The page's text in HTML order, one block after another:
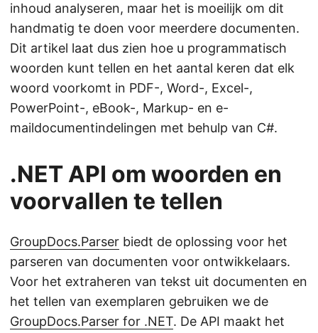
inhoud analyseren, maar het is moeilijk om dit
handmatig te doen voor meerdere documenten.
Dit artikel laat dus zien hoe u programmatisch
woorden kunt tellen en het aantal keren dat elk
woord voorkomt in PDF-, Word-, Excel-,
PowerPoint-, eBook-, Markup- en e-
maildocumentindelingen met behulp van C#.
.NET API om woorden en
voorvallen te tellen
GroupDocs.Parser biedt de oplossing voor het
parseren van documenten voor ontwikkelaars.
Voor het extraheren van tekst uit documenten en
het tellen van exemplaren gebruiken we de
GroupDocs.Parser for .NET. De API maakt het